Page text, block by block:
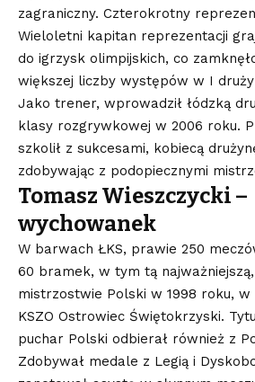
zagraniczny. Czterokrotny
Wieloletni kapitan reprezentacji
do igrzysk olimpijskich, co
większej liczby występów w I
Jako trener, wprowadził łódzką
klasy rozgrywkowej w 2006 roku.
szkolił z sukcesami, kobiecą
zdobywając z podopiecznymi
Tomasz Wieszczycki –
wychowanek
W barwach ŁKS, prawie 250
60 bramek, w tym tą najważniejszą,
mistrzostwie Polski w 1998 roku,
KSZO Ostrowiec Świętokrzyski.
puchar Polski odbierał również z
Zdobywał medale z Legią i